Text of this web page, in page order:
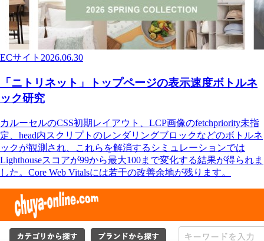
ECサイト 2026.06.30
「ニトリネット」トップページの表示速度ボトルネ
ック研究
カルーセルのCSS初期レイアウト、LCP画像のfetchpriority未指
定、head内スクリプトのレンダリングブロックなどのボトルネ
ックが観測され、これらを解消するシミュレーションでは
Lighthouseスコアが99から最大100まで変化する結果が得られま
した。Core Web Vitalsには若干の改善余地が残ります。